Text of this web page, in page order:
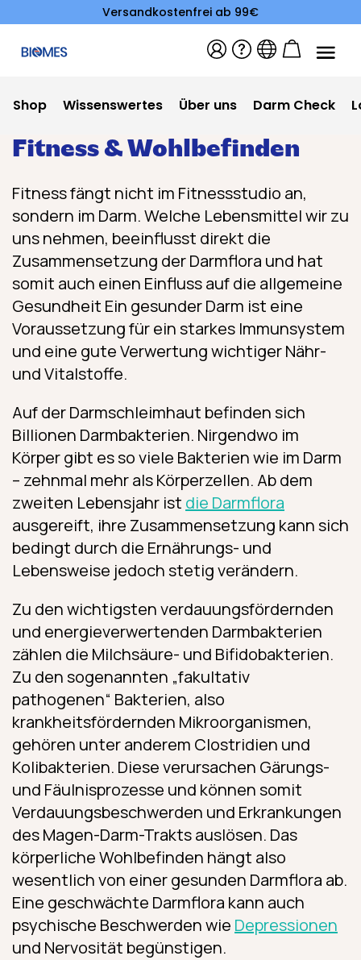
Versandkostenfrei ab 99€
Shop Wissenswertes Über uns Darm Check
Fitness & Wohlbefinden
Fitness fängt nicht im Fitnessstudio an,
sondern im Darm. Welche Lebensmittel wir zu
uns nehmen, beeinflusst direkt die
Zusammensetzung der Darmflora und hat
somit auch einen Einfluss auf die allgemeine
Gesundheit Ein gesunder Darm ist eine
Voraussetzung für ein starkes Immunsystem
und eine gute Verwertung wichtiger Nähr-
und Vitalstoffe.
Auf der Darmschleimhaut befinden sich
Billionen Darmbakterien. Nirgendwo im
Körper gibt es so viele Bakterien wie im Darm
– zehnmal mehr als Körperzellen. Ab dem
zweiten Lebensjahr ist die Darmflora
ausgereift, ihre Zusammensetzung kann sich
bedingt durch die Ernährungs- und
Lebensweise jedoch stetig verändern.
Zu den wichtigsten verdauungsfördernden
und energieverwertenden Darmbakterien
zählen die Milchsäure- und Bifidobakterien.
Zu den sogenannten „fakultativ
pathogenen“ Bakterien, also
krankheitsfördernden Mikroorganismen,
gehören unter anderem Clostridien und
Kolibakterien. Diese verursachen Gärungs-
und Fäulnisprozesse und können somit
Verdauungsbeschwerden und Erkrankungen
des Magen-Darm-Trakts auslösen. Das
körperliche Wohlbefinden hängt also
wesentlich von einer gesunden Darmflora ab.
Eine geschwächte Darmflora kann auch
psychische Beschwerden wie Depressionen
und Nervosität begünstigen.